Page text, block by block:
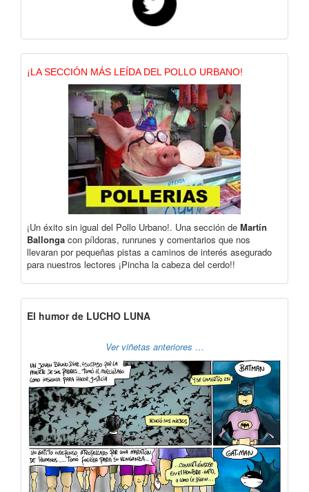
¡LA SECCIÓN MÁS LEÍDA DEL POLLO URBANO!
¡Un éxito sin igual del Pollo Urbano!. Una sección de Martín
Ballonga con píldoras, runrunes y comentarios que nos
llevaran por pequeñas pistas a caminos de interés asegurado
para nuestros lectores ¡Pincha la cabeza del cerdo!!
El humor de LUCHO LUNA
Ver viñetas anteriores …